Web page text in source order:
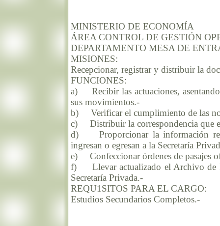
MINISTERIO DE ECONOMÍA
ÁREA CONTROL DE GESTIÓN
DEPARTAMENTO MESA DE
MISIONES:
Recepcionar, registrar y distribuir la
FUNCIONES:
a) Recibir las actuaciones,
sus movimientos.-
b) Verificar el cumplimiento de las
c) Distribuir la correspondencia que
d) Proporcionar la información
ingresan o egresan a la Secretaría
e) Confeccionar órdenes de pasajes
f) Llevar actualizado el Archivo de
Secretaría Privada.-
REQU1SITOS PARA EL CARGO:
Estudios Secundarios Completos.-